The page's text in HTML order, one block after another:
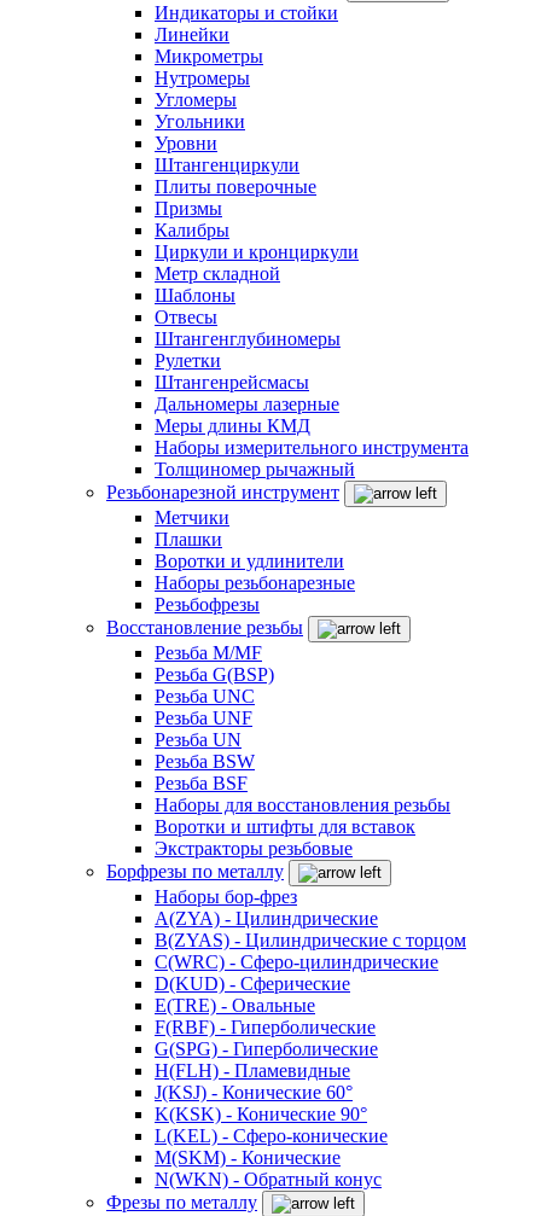
Индикаторы и стойки
Линейки
Микрометры
Нутромеры
Угломеры
Угольники
Уровни
Штангенциркули
Плиты поверочные
Призмы
Калибры
Циркули и кронциркули
Метр складной
Шаблоны
Отвесы
Штангенглубиномеры
Рулетки
Штангенрейсмасы
Дальномеры лазерные
Меры длины КМД
Наборы измерительного инструмента
Толщиномер рычажный
Резьбонарезной инструмент
Метчики
Плашки
Воротки и удлинители
Наборы резьбонарезные
Резьбофрезы
Восстановление резьбы
Резьба M/MF
Резьба G(BSP)
Резьба UNC
Резьба UNF
Резьба UN
Резьба BSW
Резьба BSF
Наборы для восстановления резьбы
Воротки и штифты для вставок
Экстракторы резьбовые
Борфрезы по металлу
Наборы бор-фрез
A(ZYA) - Цилиндрические
B(ZYAS) - Цилиндрические с торцом
C(WRC) - Сферо-цилиндрические
D(KUD) - Сферические
E(TRE) - Овальные
F(RBF) - Гиперболические
G(SPG) - Гиперболические
H(FLH) - Пламевидные
J(KSJ) - Конические 60°
K(KSK) - Конические 90°
L(KEL) - Сферо-конические
M(SKM) - Конические
N(WKN) - Обратный конус
Фрезы по металлу